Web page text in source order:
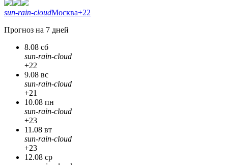
sun-rain-cloudМосква+22
Прогноз на 7 дней
8.08 сб
sun-rain-cloud
+22
9.08 вс
sun-rain-cloud
+21
10.08 пн
sun-rain-cloud
+23
11.08 вт
sun-rain-cloud
+23
12.08 ср